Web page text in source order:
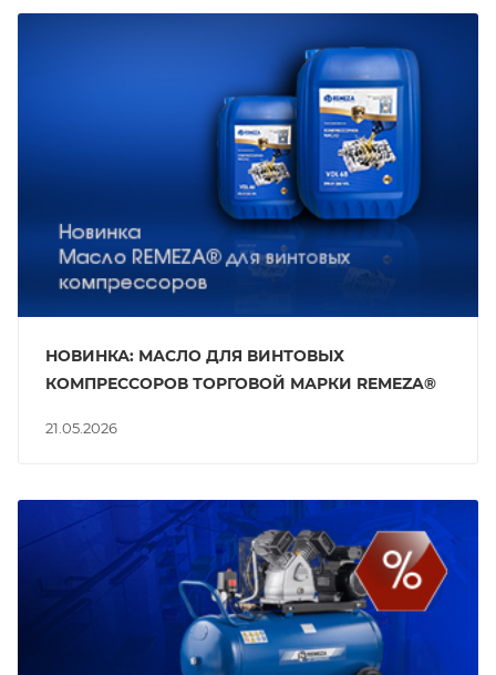
21.05.2026
НОВИНКА: МАСЛО ДЛЯ ВИНТОВЫХ
КОМПРЕССОРОВ ТОРГОВОЙ МАРКИ REMEZA®